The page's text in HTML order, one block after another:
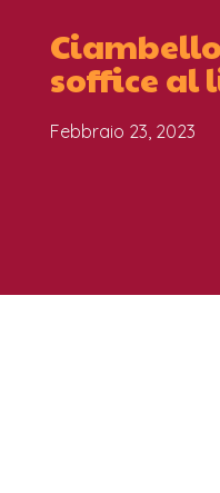
soffice al
Febbraio 23, 2023